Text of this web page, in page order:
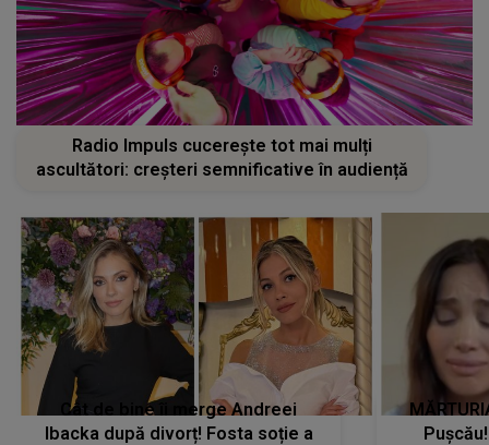
Radio Impuls cucerește tot mai mulți
ascultători: creșteri semnificative în audiență
Cât de bine îi merge Andreei
Ibacka după divorț! Fosta soție a